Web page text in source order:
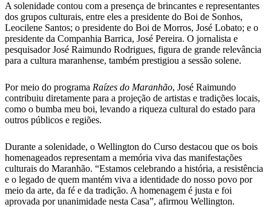
A solenidade contou com a presença de brincantes e representantes
dos grupos culturais, entre eles a presidente do Boi de Sonhos,
Leocilene Santos; o presidente do Boi de Morros, José Lobato; e o
presidente da Companhia Barrica, José Pereira. O jornalista e
pesquisador José Raimundo Rodrigues, figura de grande relevância
para a cultura maranhense, também prestigiou a sessão solene.
Por meio do programa Raízes do Maranhão, José Raimundo
contribuiu diretamente para a projeção de artistas e tradições locais,
como o bumba meu boi, levando a riqueza cultural do estado para
outros públicos e regiões.
Durante a solenidade, o Wellington do Curso destacou que os bois
homenageados representam a memória viva das manifestações
culturais do Maranhão. “Estamos celebrando a história, a resistência
e o legado de quem mantém viva a identidade do nosso povo por
meio da arte, da fé e da tradição. A homenagem é justa e foi
aprovada por unanimidade nesta Casa”, afirmou Wellington.